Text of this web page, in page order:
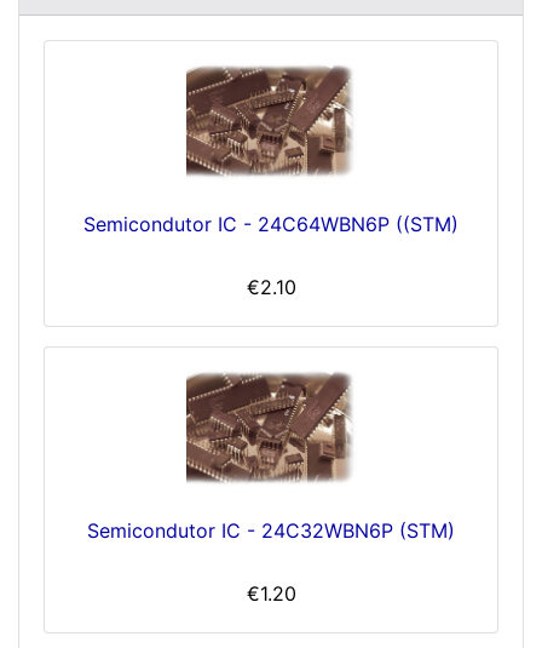
Semicondutor IC - 24C64WBN6P ((STM)
€2.10
Semicondutor IC - 24C32WBN6P (STM)
€1.20